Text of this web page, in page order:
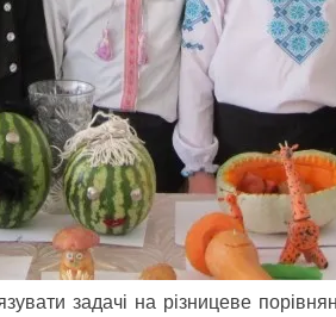
задачі на різницеве